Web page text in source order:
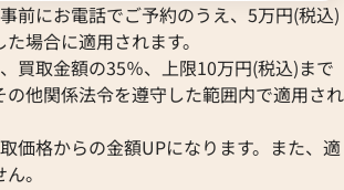
前にお電話でご予約のうえ、5万円(税込)
場合に適用されます。
買取金額の35％、上限10万円(税込)まで
の他関係法令を遵守した範囲内で適用され
価格からの金額UPになります。また、適
。